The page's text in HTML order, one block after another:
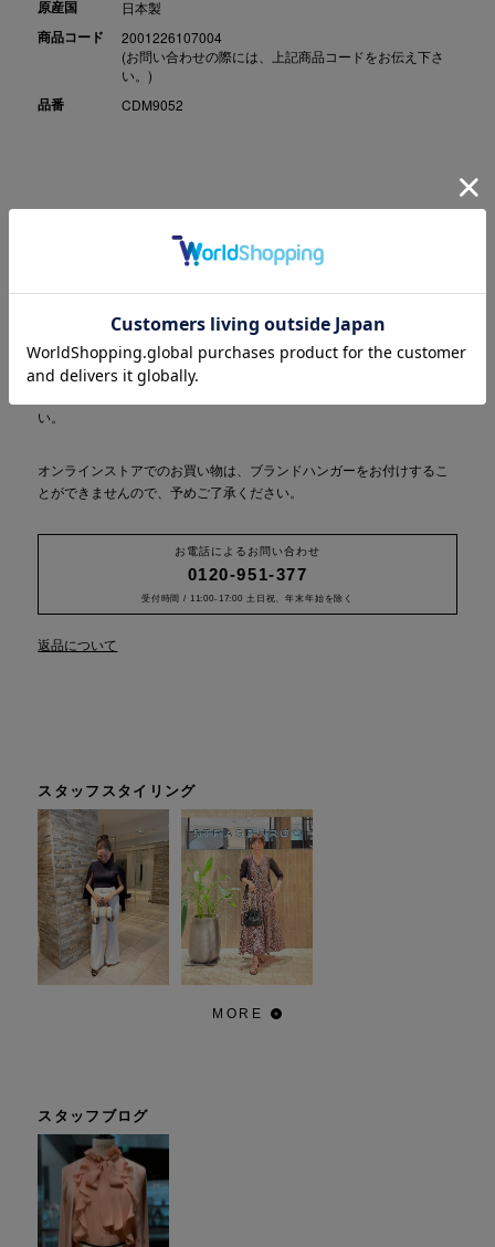
原産国 日本製
商品コード
2001226107004
(お問い合わせの際には、上記商品コードをお伝え下さ
い。)
品番 CDM9052
こちらの商品は、実店舗と在庫の共有をしておりますため、商品の手
際は別途ご案内をお送りしますので予めご了承ください。
カートに商品を入れた段階で、お客様の在庫は30分間確保されます
が、この時点でご購入したことにはなりませんのでご注意ください。
い。
オンラインストアでのお買い物は、ブランドハンガーをお付けするこ
とができませんので、予めご了承ください。
お電話によるお問い合わせ
0120-951-377
受付時間 / 11:00-17:00 土日祝、年末年始を除く
返品について
スタッフスタイリング
MORE
スタッフブログ